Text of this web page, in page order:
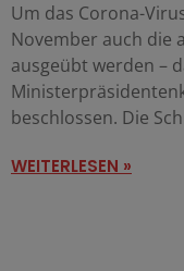
Um das Corona-
November auch die
ausgeübt werden –
beschlossen. Die
WEITERLESEN »